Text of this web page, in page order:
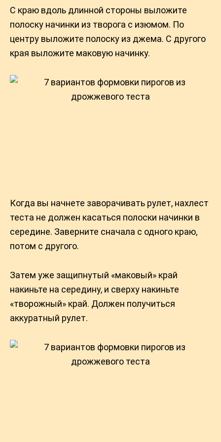
С краю вдоль длинной стороны выложите
полоску начинки из творога с изюмом. По
центру выложите полоску из джема. С другого
края выложите маковую начинку.
Когда вы начнете заворачивать рулет, нахлест
теста не должен касаться полоски начинки в
середине. Заверните сначала с одного краю,
потом с другого.
Затем уже защипнутый «маковый» край
накиньте на середину, и сверху накиньте
«творожный» край. Должен получиться
аккуратный рулет.